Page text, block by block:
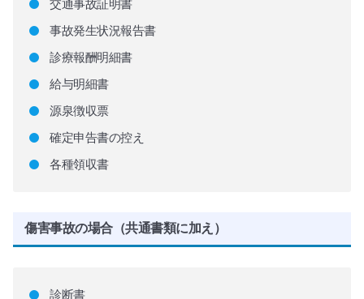
交通事故証明書
事故発生状況報告書
診療報酬明細書
給与明細書
源泉徴収票
確定申告書の控え
各種領収書
傷害事故の場合（共通書類に加え）
診断書